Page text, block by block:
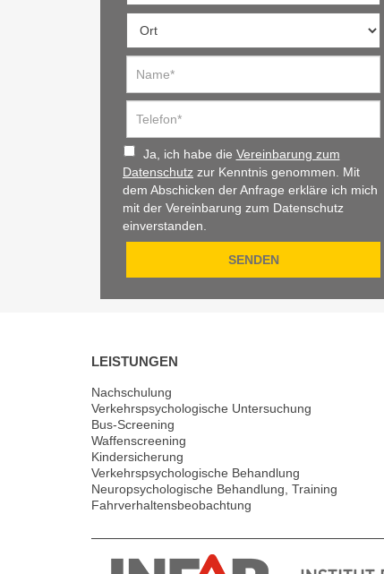
Ja, ich habe die Vereinbarung zum
Datenschutz zur Kenntnis genommen. Mit
dem Abschicken der Anfrage erkläre ich mich
mit der Vereinbarung zum Datenschutz
einverstanden.
LEISTUNGEN
Nachschulung
Verkehrspsychologische Untersuchung
Bus-Screening
Waffenscreening
Kindersicherung
Verkehrspsychologische Behandlung
Neuropsychologische Behandlung, Training
Fahrverhaltensbeobachtung